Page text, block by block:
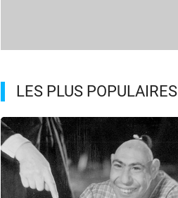
LES PLUS POPULAIRES